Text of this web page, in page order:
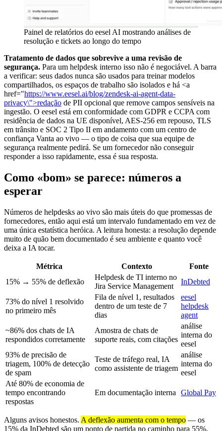
Painel de relatórios do eesel AI mostrando análises de
resolução e tickets ao longo do tempo
Tratamento de dados que sobrevive a uma revisão de
segurança. Para um helpdesk interno isso não é negociável. A barra
a verificar: seus dados nunca são usados para treinar modelos
compartilhados, os espaços de trabalho são isolados e há <a
href="https://www.eesel.ai/blog/zendesk-ai-agent-data-
privacy\">redação de PII opcional que remove campos sensíveis na
ingestão. O eesel está em conformidade com GDPR e CCPA com
residência de dados na UE disponível, AES-256 em repouso, TLS
em trânsito e SOC 2 Tipo II em andamento com um centro de
confiança Vanta ao vivo — o tipo de coisa que sua equipe de
segurança realmente pedirá. Se um fornecedor não conseguir
responder a isso rapidamente, essa é sua resposta.
Como «bom» se parece: números a
esperar
Números de helpdesks ao vivo são mais úteis do que promessas de
fornecedores, então aqui está um intervalo fundamentado em vez de
uma única estatística heróica. A leitura honesta: a resolução depende
muito de quão bem documentado é seu ambiente e quanto você
deixa a IA tocar.
Métrica Contexto
Fonte
15% → 55% de deflexão
Helpdesk de TI interno no
Jira Service Management
InDebted
73% do nível 1 resolvido
no primeiro mês
Fila de nível 1, resultados
dentro de um teste de 7
dias
eesel
helpdesk
agent
~86% dos chats de IA
respondidos corretamente
Amostra de chats de
suporte reais, com citações
análise
interna do
eesel
93% de precisão de
triagem, 100% de detecção
de spam
Teste de tráfego real, IA
como assistente de triagem
análise
interna do
eesel
Até 80% de economia de
tempo encontrando
respostas
Em documentação interna Global Pay
Alguns avisos honestos. A deflexão aumenta com o tempo — os
15% da InDebted são um ponto de partida no caminho para 55%,